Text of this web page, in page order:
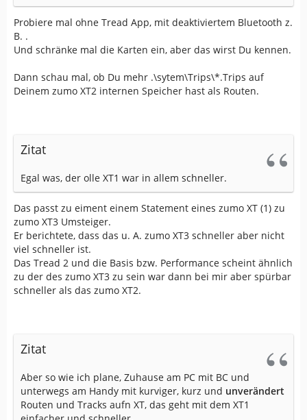
Probiere mal ohne Tread App, mit deaktiviertem Bluetooth z.
B. .
Und schränke mal die Karten ein, aber das wirst Du kennen.
Dann schau mal, ob Du mehr .\sytem\Trips\*.Trips auf
Deinem zumo XT2 internen Speicher hast als Routen.
Zitat
Egal was, der olle XT1 war in allem schneller.
Das passt zu eiment einem Statement eines zumo XT (1) zu
zumo XT3 Umsteiger.
Er berichtete, dass das u. A. zumo XT3 schneller aber nicht
viel schneller ist.
Das Tread 2 und die Basis bzw. Performance scheint ähnlich
zu der des zumo XT3 zu sein war dann bei mir aber spürbar
schneller als das zumo XT2.
Zitat
Aber so wie ich plane, Zuhause am PC mit BC und
unterwegs am Handy mit kurviger, kurz und unverändert
Routen und Tracks aufn XT, das geht mit dem XT1